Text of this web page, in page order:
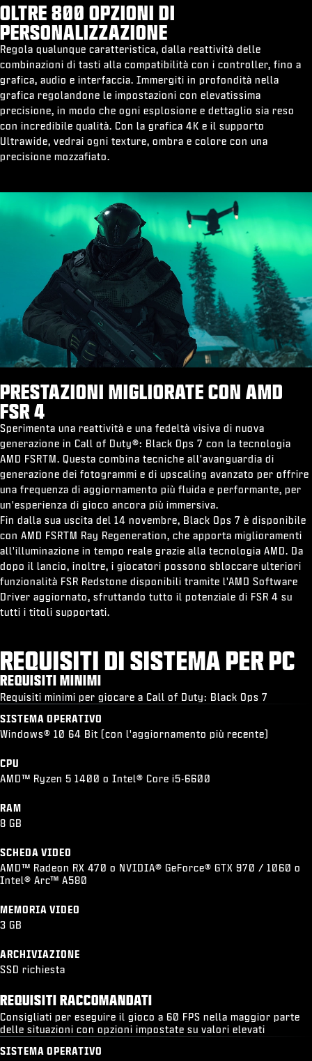
OLTRE 800 OPZIONI DI
PERSONALIZZAZIONE
Regola qualunque caratteristica, dalla reattività delle
combinazioni di tasti alla compatibilità con i controller, fino a
grafica, audio e interfaccia. Immergiti in profondità nella
grafica regolandone le impostazioni con elevatissima
precisione, in modo che ogni esplosione e dettaglio sia reso
con incredibile qualità. Con la grafica 4K e il supporto
Ultrawide, vedrai ogni texture, ombra e colore con una
precisione mozzafiato.
PRESTAZIONI MIGLIORATE CON AMD
FSR 4
Sperimenta una reattività e una fedeltà visiva di nuova
generazione in Call of Duty®: Black Ops 7 con la tecnologia
AMD FSRTM. Questa combina tecniche all'avanguardia di
generazione dei fotogrammi e di upscaling avanzato per offrire
una frequenza di aggiornamento più fluida e performante, per
un'esperienza di gioco ancora più immersiva.
Fin dalla sua uscita del 14 novembre, Black Ops 7 è disponibile
con AMD FSRTM Ray Regeneration, che apporta miglioramenti
all'illuminazione in tempo reale grazie alla tecnologia AMD. Da
dopo il lancio, inoltre, i giocatori possono sbloccare ulteriori
funzionalità FSR Redstone disponibili tramite l'AMD Software
Driver aggiornato, sfruttando tutto il potenziale di FSR 4 su
tutti i titoli supportati.
REQUISITI DI SISTEMA PER PC
REQUISITI MINIMI
Requisiti minimi per giocare a Call of Duty: Black Ops 7
SISTEMA OPERATIVO
Windows® 10 64 Bit (con l'aggiornamento più recente)
CPU
AMD™ Ryzen 5 1400 o Intel® Core i5-6600
RAM
8 GB
SCHEDA VIDEO
AMD™ Radeon RX 470 o NVIDIA® GeForce® GTX 970 / 1060 o
Intel® Arc™ A580
MEMORIA VIDEO
3 GB
ARCHIVIAZIONE
SSD richiesta
REQUISITI RACCOMANDATI
Consigliati per eseguire il gioco a 60 FPS nella maggior parte
delle situazioni con opzioni impostate su valori elevati
SISTEMA OPERATIVO